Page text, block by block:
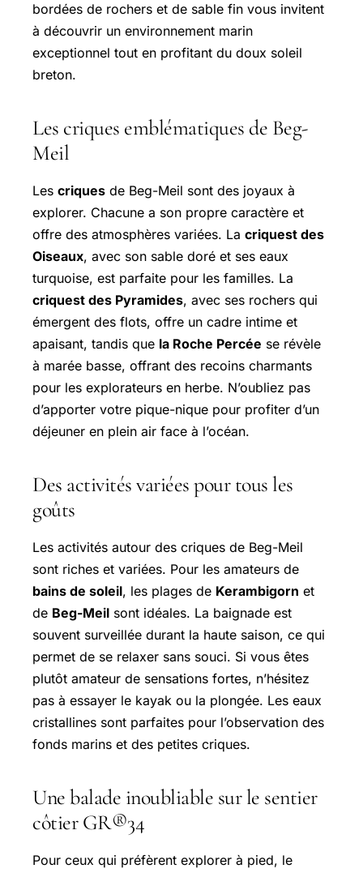
bordées de rochers et de sable fin vous invitent
à découvrir un environnement marin
exceptionnel tout en profitant du doux soleil
breton.
Les criques emblématiques de Beg-
Meil
Les criques de Beg-Meil sont des joyaux à
explorer. Chacune a son propre caractère et
offre des atmosphères variées. La criquest des
Oiseaux, avec son sable doré et ses eaux
turquoise, est parfaite pour les familles. La
criquest des Pyramides, avec ses rochers qui
émergent des flots, offre un cadre intime et
apaisant, tandis que la Roche Percée se révèle
à marée basse, offrant des recoins charmants
pour les explorateurs en herbe. N’oubliez pas
d’apporter votre pique-nique pour profiter d’un
déjeuner en plein air face à l’océan.
Des activités variées pour tous les
goûts
Les activités autour des criques de Beg-Meil
sont riches et variées. Pour les amateurs de
bains de soleil, les plages de Kerambigorn et
de Beg-Meil sont idéales. La baignade est
souvent surveillée durant la haute saison, ce qui
permet de se relaxer sans souci. Si vous êtes
plutôt amateur de sensations fortes, n’hésitez
pas à essayer le kayak ou la plongée. Les eaux
cristallines sont parfaites pour l’observation des
fonds marins et des petites criques.
Une balade inoubliable sur le sentier
côtier GR®34
Pour ceux qui préfèrent explorer à pied, le